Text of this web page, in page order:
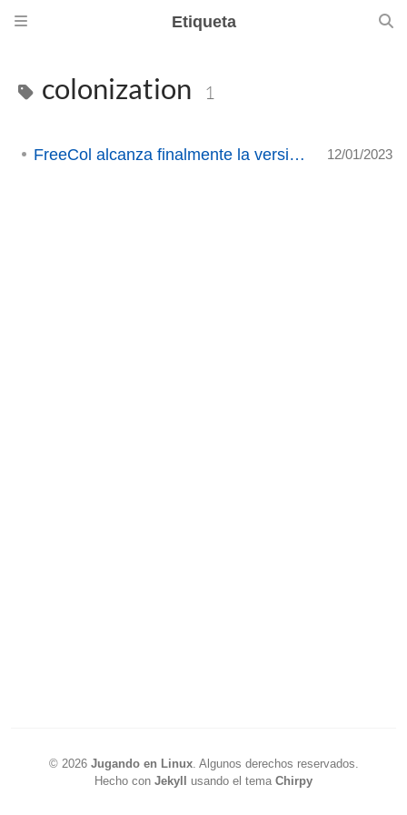
Etiqueta
colonization 1
FreeCol alcanza finalmente la versión 1.0. 12/01/2023
© 2026 Jugando en Linux. Algunos derechos reservados.
Hecho con Jekyll usando el tema Chirpy